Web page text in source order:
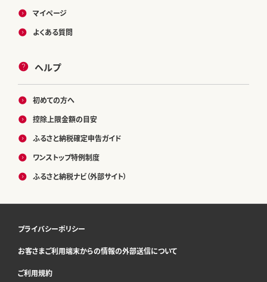
マイページ
よくある質問
ヘルプ
初めての方へ
控除上限金額の目安
ふるさと納税確定申告ガイド
ワンストップ特例制度
ふるさと納税ナビ（外部サイト）
プライバシーポリシー
お客さまご利用端末からの情報の外部送信について
ご利用規約